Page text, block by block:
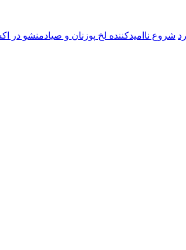
شروع ناامیدکننده لخ پوزنان و صیادمنشو در